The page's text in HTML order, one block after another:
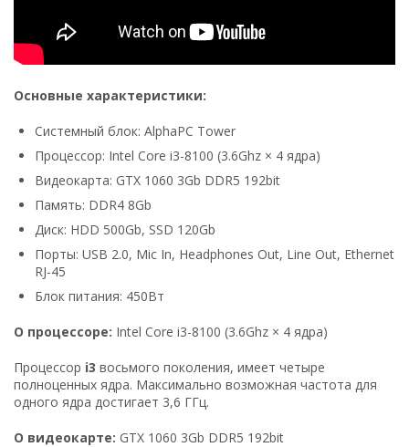
Основные характеристики:
Системный блок: AlphaPC Tower
Процессор: Intel Core i3-8100 (3.6Ghz × 4 ядра)
Видеокарта: GTX 1060 3Gb DDR5 192bit
Память: DDR4 8Gb
Диск: HDD 500Gb, SSD 120Gb
Порты: USB 2.0, Mic In, Headphones Out, Line Out, Ethernet
RJ-45
Блок питания: 450Вт
О процессоре: Intel Core i3-8100 (3.6Ghz × 4 ядра)
Процессор i3 восьмого поколения, имеет четыре
полноценных ядра. Максимально возможная частота для
одного ядра достигает 3,6 ГГц.
О видеокарте: GTX 1060 3Gb DDR5 192bit